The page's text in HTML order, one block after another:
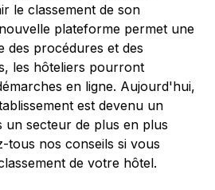
le classement de son
plateforme permet une
des procédures et des
les hôteliers pourront
en ligne. Aujourd'hui,
est devenu un
un secteur de plus en plus
tous nos conseils si vous
de votre hôtel.